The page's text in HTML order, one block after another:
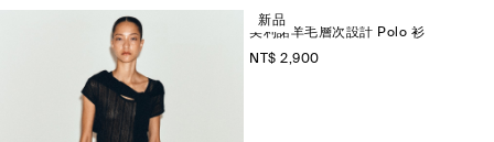
新品
美利諾羊毛層次設計 Polo 衫
NT$ 2,900